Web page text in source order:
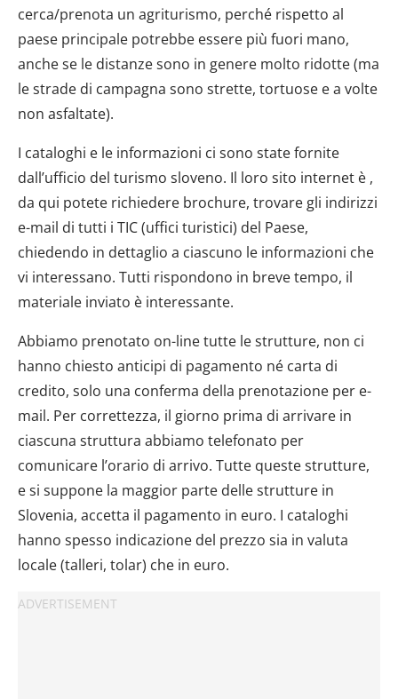
cerca/prenota un agriturismo, perché rispetto al
paese principale potrebbe essere più fuori mano,
anche se le distanze sono in genere molto ridotte (ma
le strade di campagna sono strette, tortuose e a volte
non asfaltate).
I cataloghi e le informazioni ci sono state fornite
dall’ufficio del turismo sloveno. Il loro sito internet è ,
da qui potete richiedere brochure, trovare gli indirizzi
e-mail di tutti i TIC (uffici turistici) del Paese,
chiedendo in dettaglio a ciascuno le informazioni che
vi interessano. Tutti rispondono in breve tempo, il
materiale inviato è interessante.
Abbiamo prenotato on-line tutte le strutture, non ci
hanno chiesto anticipi di pagamento né carta di
credito, solo una conferma della prenotazione per e-
mail. Per correttezza, il giorno prima di arrivare in
ciascuna struttura abbiamo telefonato per
comunicare l’orario di arrivo. Tutte queste strutture,
e si suppone la maggior parte delle strutture in
Slovenia, accetta il pagamento in euro. I cataloghi
hanno spesso indicazione del prezzo sia in valuta
locale (talleri, tolar) che in euro.